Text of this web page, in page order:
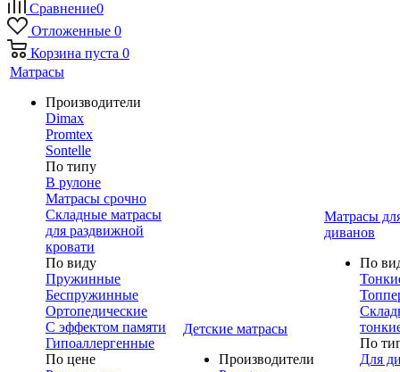
Сравнение0
Отложенные 0
Корзина пуста 0
Матрасы
Производители
Dimax
Promtex
Sontelle
По типу
В рулоне
Матрасы срочно
Складные матрасы
для раздвижной
кровати
По виду
Пружинные
Беспружинные
Ортопедические
С эффектом памяти
Гипоаллергенные
По цене
Детские матрасы
Производители
Матрасы
диванов
По
По
Для